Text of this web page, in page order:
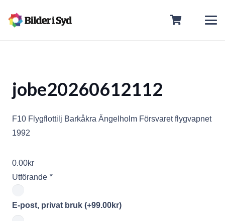
jobe20260612112
F10 Flygflottilj Barkåkra Ängelholm Försvaret flygvapnet
1992
0.00kr
Utförande *
E-post, privat bruk (+99.00kr)